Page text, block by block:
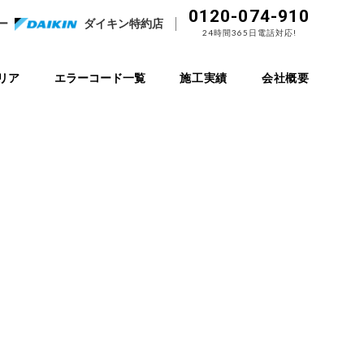
ダイキン特約店 0120-074-910
24時間365日電話対応!
ア エラーコード一覧 施工実績 会社概要